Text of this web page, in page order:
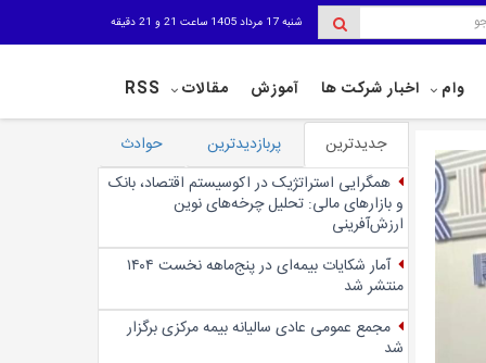
شنبه 17 مرداد 1405 ساعت 21 و 21 دقیقه
وام اخبار شرکت ها آموزش مقالات RSS
جدیدترین پربازدیدترین
حوادث
همگرایی استراتژیک در اکوسیستم اقتصاد، بانک
و بازارهای مالی: تحلیل چرخه‌های نوین
ارزش‌آفرینی
آمار شکایات بیمه‌ای در پنج‌‌ماهه نخست ۱۴۰۴
منتشر شد
مجمع عمومی عادی سالیانه بیمه مرکزی برگزار
شد